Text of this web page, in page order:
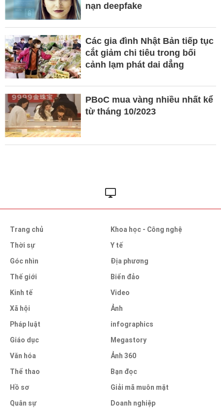
nạn deepfake
Các gia đình Nhật Bản tiếp tục
cắt giảm chi tiêu trong bối
cảnh lạm phát dai dẳng
PBoC mua vàng nhiều nhất kể
từ tháng 10/2023
Trang chủ
Thời sự
Góc nhìn
Thế giới
Kinh tế
Xã hội
Pháp luật
Giáo dục
Văn hóa
Thể thao
Hồ sơ
Quân sự
Khoa học - Công nghệ
Y tế
Địa phương
Biển đảo
Video
Ảnh
infographics
Megastory
Ảnh 360
Bạn đọc
Giải mã muôn mặt
Doanh nghiệp